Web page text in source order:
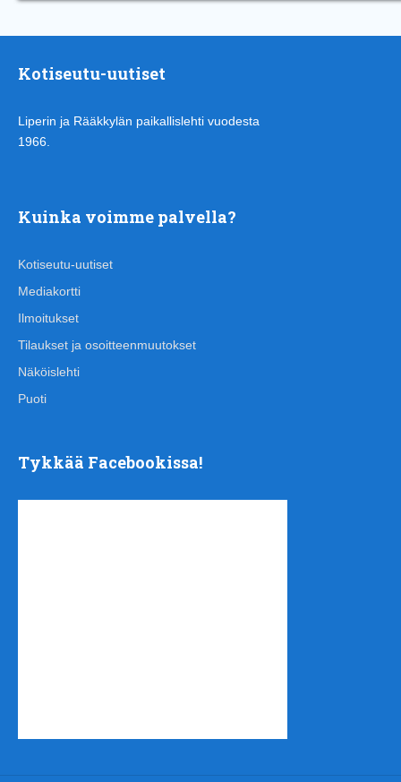
Kotiseutu-uutiset
Liperin ja Rääkkylän paikallislehti vuodesta
1966.
Kuinka voimme palvella?
Kotiseutu-uutiset
Mediakortti
Ilmoitukset
Tilaukset ja osoitteenmuutokset
Näköislehti
Puoti
Tykkää Facebookissa!